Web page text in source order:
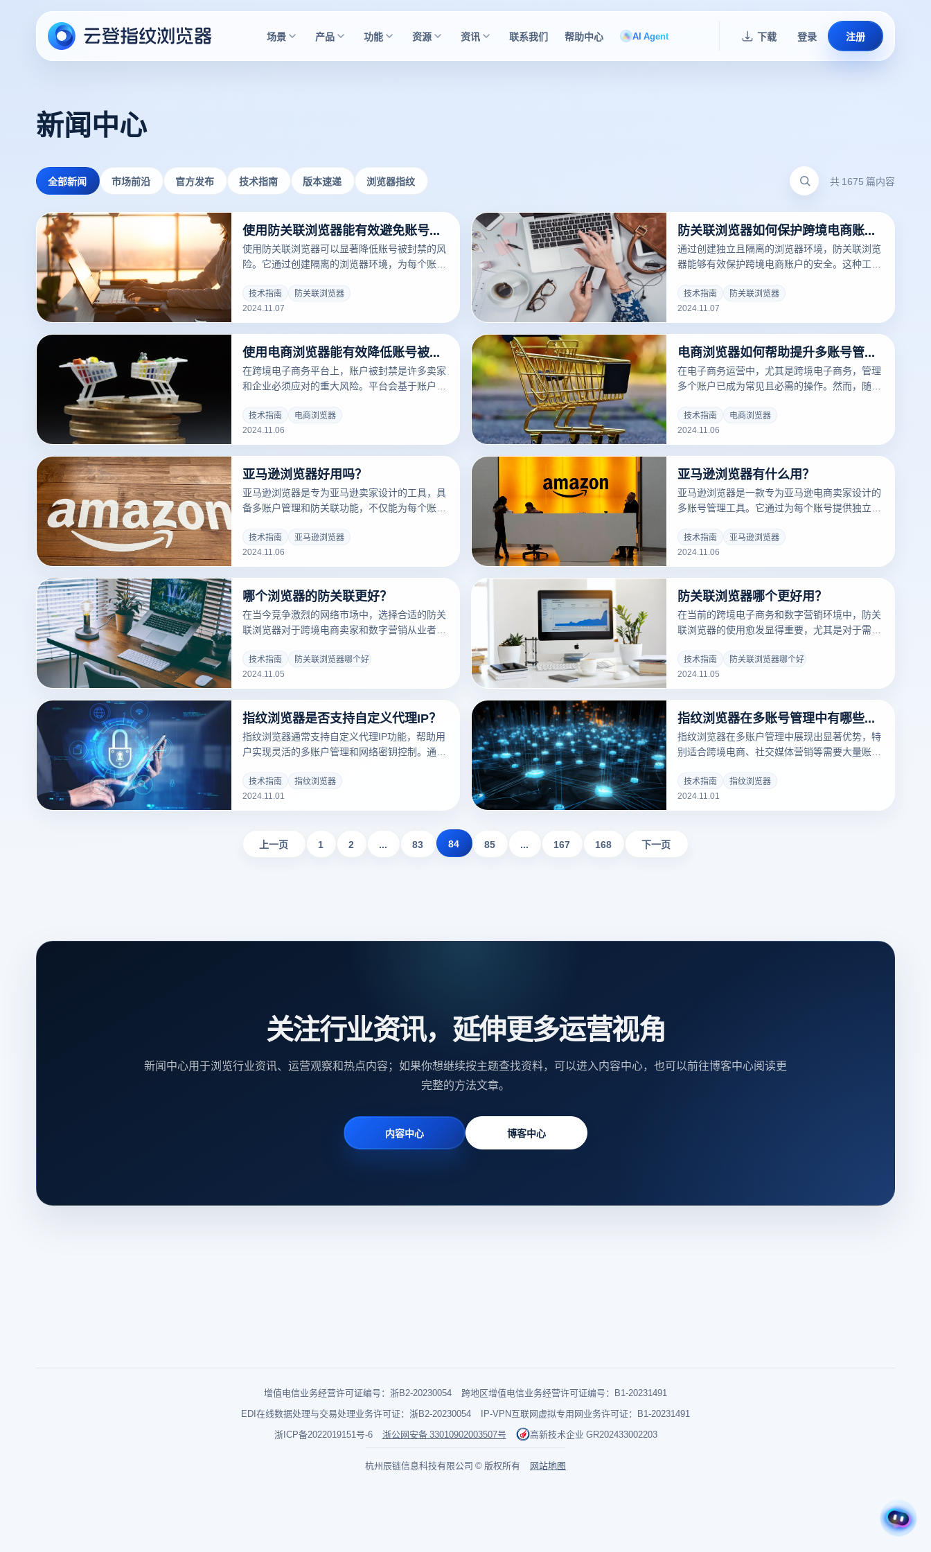
场景 产品 功能 资源 资讯 联系我们 帮助中心 AI Agent 下载 登录 注册
新闻中心
全部新闻 市场前沿 官方发布 技术指南 版本速递 浏览器指纹 共 1675 篇内容
使用防关联浏览器能有效避免账号封禁吗？
使用防关联浏览器可以显著降低账号被封禁的风
险。它通过创建隔离的浏览器环境，为每个账号
个账号的操作看似由不同的用户完成。这种方式
有效防止平台检测到多个账号之间的关联，从而
降低因关联导致封禁的可能性。此功能特别适用
景。
技术指南
防关联浏览器
2024.11.07
防关联浏览器如何保护跨境电商账号安全？
通过创建独立且隔离的浏览器环境，防关联浏览
器能够有效保护跨境电商账户的安全。这种工具
段，为每个账户打造专属的操作环境，防止平台
识别出账户间的关联性，降低了账户被封禁的风
险。
技术指南
防关联浏览器
2024.11.07
使用电商浏览器能有效降低账号被封的风险吗？
在跨境电子商务平台上，账户被封禁是许多卖家
和企业必须应对的重大风险。平台会基于账户关
是否违反了规则。为降低此风险，使用具备防关
联和指纹模拟功能的电商浏览器是一个有效的解
决方案。通过为每个账户提供独立的浏览环境，
账户关联风险，从而大幅提升账户的安全性。
技术指南
电商浏览器
2024.11.06
电商浏览器如何帮助提升多账号管理的效率？
在电子商务运营中，尤其是跨境电子商务，管理
多个账户已成为常见且必需的操作。然而，随着
户，避免关联风险，已成为卖家面临的关键挑
战。电商浏览器，特别是像云登电商浏览器这样
的工具，能够为卖家提供独立的浏览环境和强大
持批量创建和快速切换多个账户，还能有效避免
因相同指纹或其他数据关联而导致的账户封禁，
从而显著提高管理效率和运营安全性。
技术指南
电商浏览器
2024.11.06
亚马逊浏览器好用吗？
亚马逊浏览器是专为亚马逊卖家设计的工具，具
备多账户管理和防关联功能，不仅能为每个账户
对多店铺管理、数据分析和安全防护等跨境电商
需求。对于需要高效、安全运营的卖家来说，亚
马逊浏览器无疑是一个值得选择的实用工具。
技术指南
亚马逊浏览器
2024.11.06
亚马逊浏览器有什么用？
亚马逊浏览器是一款专为亚马逊电商卖家设计的
多账号管理工具。它通过为每个账号提供独立的
联风险。这款浏览器适用于跨境电商的多店铺管
理、数据分析和广告营销等场景，帮助卖家提升
运营效率并确保账号安全性。
技术指南
亚马逊浏览器
2024.11.06
哪个浏览器的防关联更好？
在当今竞争激烈的网络市场中，选择合适的防关
联浏览器对于跨境电商卖家和数字营销从业者至
重后果，因此拥有一个可靠的防关联解决方案显
得尤为迫切。防关联浏览器哪个好？虽然市场上
有众多防关联浏览器可供选择，但它们在功能、
浏览器在防关联性能方面更为出色，将有助于商
家制定更有效的运营策略。本文将评估几款主流
的防关联浏览器，帮助您找到最符合自己需求的
技术指南
防关联浏览器哪个好
2024.11.05
防关联浏览器哪个更好用？
在当前的跨境电子商务和数字营销环境中，防关
联浏览器的使用愈发显得重要，尤其是对于需要
的管控非常严格，使用常规浏览器可能导致账户
被封禁或受到其他限制，因此，选择一款功能全
面、稳定可靠的防关联浏览器尤为关键。防关联
可供选择，但它们在隐私保护、账户管理和操作
便捷性等方面的表现各有千秋。本文将对几款主
流的防关联浏览器进行比较，帮助用户找到最符
技术指南
防关联浏览器哪个好
2024.11.05
指纹浏览器是否支持自定义代理IP？
指纹浏览器通常支持自定义代理IP功能，帮助用
户实现灵活的多账户管理和网络密钥控制。通过
IP地址，从而有效提升私密性与安全性。在跨境
电商和社交媒体营销等需要多账户的场景中，这
一功能尤为重要，有助于防止账户关联、提升匿
技术指南
指纹浏览器
2024.11.01
指纹浏览器在多账号管理中有哪些优势？
指纹浏览器在多账户管理中展现出显著优势，特
别适合跨境电商、社交媒体营销等需要大量账户
户拥有唯一的指纹信息，从而有效降低关联风
险，提升账户安全性。借助指纹浏览器，用户能
技术指南
指纹浏览器
2024.11.01
上一页 1 2 ... 83 84 85 ... 167 168 下一页
关注行业资讯，延伸更多运营视角
新闻中心用于浏览行业资讯、运营观察和热点内容；如果你想继续按主题查找资料，可以进入内容中心，也可以前往博客中心阅读更
完整的方法文章。
内容中心 博客中心
增值电信业务经营许可证编号：浙B2-20230054
跨地区增值电信业务经营许可证编号：B1-20231491
EDI在线数据处理与交易处理业务许可证：浙B2-20230054
IP-VPN互联网虚拟专用网业务许可证：B1-20231491
浙ICP备2022019151号-6
浙公网安备 33010902003507号 高新技术企业 GR202433002203
杭州辰链信息科技有限公司 © 版权所有 网站地图